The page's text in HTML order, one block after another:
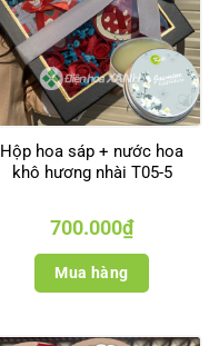
Hộp hoa sáp + nước hoa
khô hương nhài T05-5
700.000₫
Mua hàng